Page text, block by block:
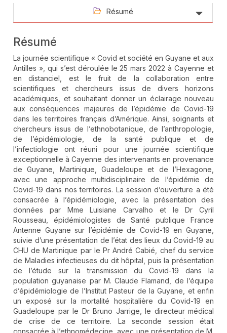
Résumé
Résumé
La journée scientifique « Covid et société en Guyane et aux
Antilles », qui s’est déroulée le 25 mars 2022 à Cayenne et
en distanciel, est le fruit de la collaboration entre
scientifiques et chercheurs issus de divers horizons
académiques, et souhaitant donner un éclairage nouveau
aux conséquences majeures de l’épidémie de Covid-19
dans les territoires français d’Amérique. Ainsi, soignants et
chercheurs issus de l’ethnobotanique, de l’anthropologie,
de l’épidémiologie, de la santé publique et de
l’infectiologie ont réuni pour une journée scientifique
exceptionnelle à Cayenne des intervenants en provenance
de Guyane, Martinique, Guadeloupe et de l’Hexagone,
avec une approche multidisciplinaire de l’épidémie de
Covid-19 dans nos territoires. La session d’ouverture a été
consacrée à l’épidémiologie, avec la présentation des
données par Mme Luisiane Carvalho et le Dr Cyril
Rousseau, épidémiologistes de Santé publique France
Antenne Guyane sur l’épidémie de Covid-19 en Guyane,
suivie d’une présentation de l’état des lieux du Covid-19 au
CHU de Martinique par le Pr André Cabié, chef du service
de Maladies infectieuses du dit hôpital, puis la présentation
de l’étude sur la transmission du Covid-19 dans la
population guyanaise par M. Claude Flamand, de l’équipe
d’épidémiologie de l’Institut Pasteur de la Guyane, et enfin
un exposé sur la mortalité hospitalière du Covid-19 en
Guadeloupe par le Dr Bruno Jarrige, le directeur médical
de crise de ce territoire. La seconde session était